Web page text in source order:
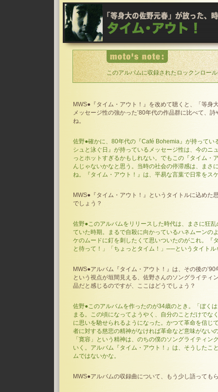
このアルバムに収録されたロックンロー
MWS●『タイム・アウト！』を改めて聴くと、「等身
メッセージ性の強かった’80年代の作品群に比べて、
ね。
佐野●確かに、80年代の『Café Bohemia』が持ってい
シュと泳ぐ日』が持っているメッセージ性は、今のニ
っとホットすぎるかもしれない。でもこの『タイム・
んじゃないかなと思う。当時の社会の停滞感は、まさ
ね。『タイム・アウト！』は、平易な言葉で日常をス
MWS●『タイム・アウト！』というタイトルに込めた
でしょう？
佐野●このアルバムをリリースした時代は、まさに狂
ていた時期。まるで自殺に向かっているハネムーンの
ケのムードに釘を刺したくて思いついたのがこれ。『
と待って！」「ちょっとタイム！」──というタイトル
MWS●アルバム『タイム・アウト！』は、その後の
という視点が垣間見える、佐野さんのソングライティ
品だと感じるのですが、ここはどうでしょう？
佐野●このアルバムを作ったのが34歳のとき。「ぼく
まる。この頃になってようやく、自分のことだけでな
に思いを馳せられるようになった。かつて革命を信じ
者に対する慈悲の精神がなければ革命など意味がない
「寛容」という精神は、のちの僕のソングライティン
いく。アルバム『タイム・アウト！』は、そうしたこ
ムではないかな。
MWS●アルバムの収録曲について、もう少し語っても